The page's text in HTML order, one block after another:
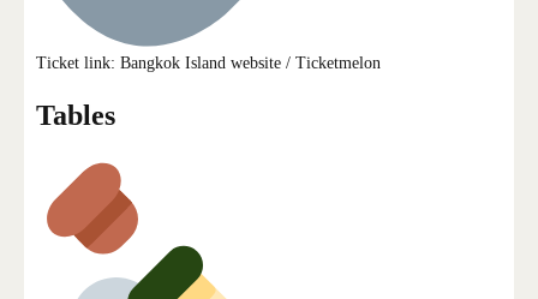
Ticket link: Bangkok Island website / Ticketmelon
Tables